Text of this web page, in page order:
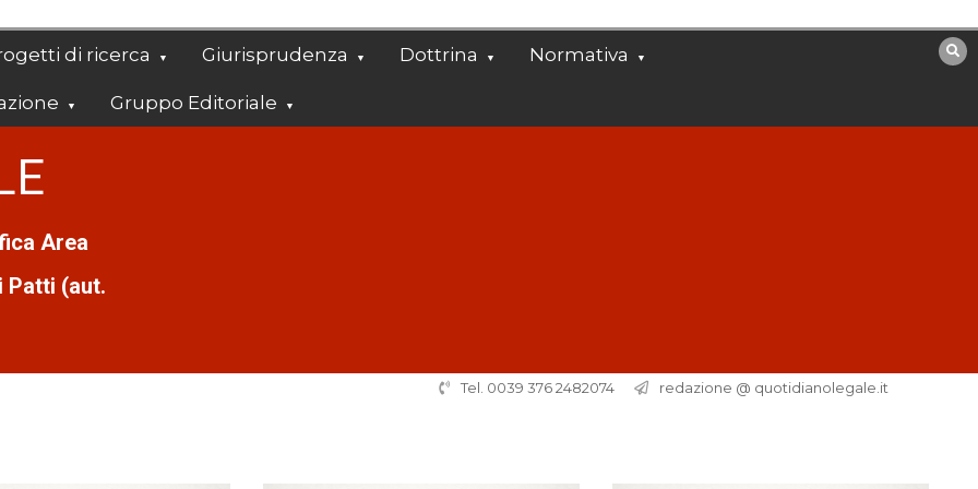
di ricerca Giurisprudenza Dottrina Normativa
Gruppo Editoriale
Area
Patti (aut.
Tel. 0039 376 2482074 redazione @ quotidianolegale.it